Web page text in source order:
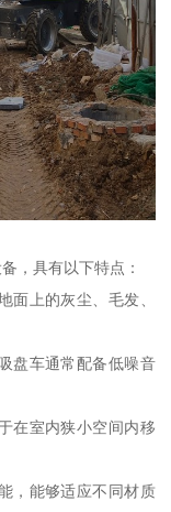
，具有以下特点：
面上的灰尘、毛发、
盘车通常配备低噪音
在室内狭小空间内移
，能够适应不同材质